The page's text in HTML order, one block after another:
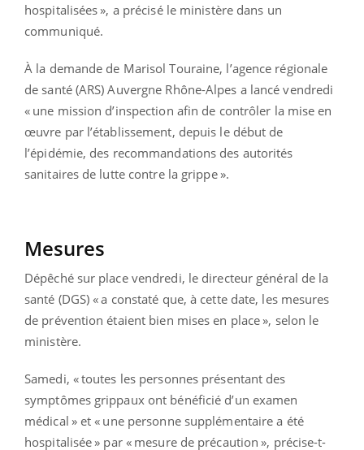
hospitalisées », a précisé le ministère dans un
communiqué.
À la demande de Marisol Touraine, l’agence régionale
de santé (ARS) Auvergne Rhône-Alpes a lancé vendredi
« une mission d’inspection afin de contrôler la mise en
œuvre par l’établissement, depuis le début de
l’épidémie, des recommandations des autorités
sanitaires de lutte contre la grippe ».
Mesures
Dépêché sur place vendredi, le directeur général de la
santé (DGS) « a constaté que, à cette date, les mesures
de prévention étaient bien mises en place », selon le
ministère.
Samedi, « toutes les personnes présentant des
symptômes grippaux ont bénéficié d’un examen
médical » et « une personne supplémentaire a été
hospitalisée » par « mesure de précaution », précise-t-